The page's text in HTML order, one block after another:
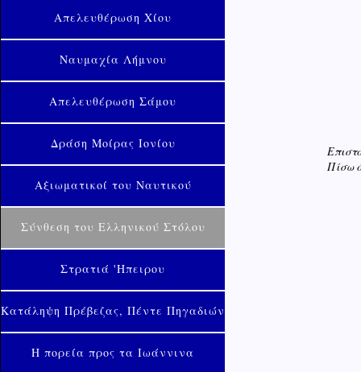
Απελευθέρωση Χίου
Ναυμαχία Λήμνου
Απελευθέρωση Σάμου
Δράση Μοίρας Ιονίου
Αξιωματικοί του Ναυτικού
Σύνθεση του Ελληνικού Στόλου
Στρατιά 'Ηπειρου
Κατάληψη Πρέβεζας, Πέντε Πηγαδιών
Η πορεία προς τα Ιωάννινα
Πίσω